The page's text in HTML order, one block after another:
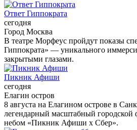
Ответ Гиппократа
сегодня
Город Москва
В театре Морфеус пройдут показы
Гиппократа» — уникального
закрытыми глазами.
Пикник Афиши
сегодня
Елагин остров
8 августа на Елагином острове в
легендарный масштабный городской
небом «Пикник Афиши x Сбер».